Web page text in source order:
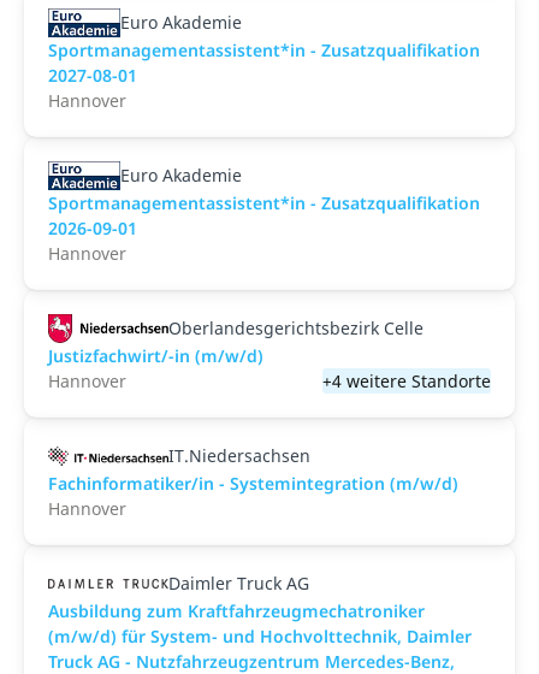
Euro Akademie
Sportmanagementassistent*in - Zusatzqualifikation
2027-08-01
Hannover
Euro Akademie
Sportmanagementassistent*in - Zusatzqualifikation
2026-09-01
Hannover
Oberlandesgerichtsbezirk Celle
Justizfachwirt/-in (m/w/d)
Hannover
+4 weitere Standorte
IT.Niedersachsen
Fachinformatiker/in - Systemintegration (m/w/d)
Hannover
Daimler Truck AG
Ausbildung zum Kraftfahrzeugmechatroniker
(m/w/d) für System- und Hochvolttechnik, Daimler
Truck AG - Nutzfahrzeugzentrum Mercedes-Benz,